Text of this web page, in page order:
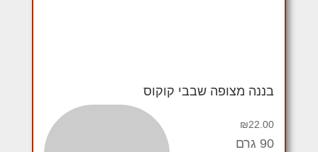
בננה מצופה שבבי קוקוס
₪22.00
90 גרם